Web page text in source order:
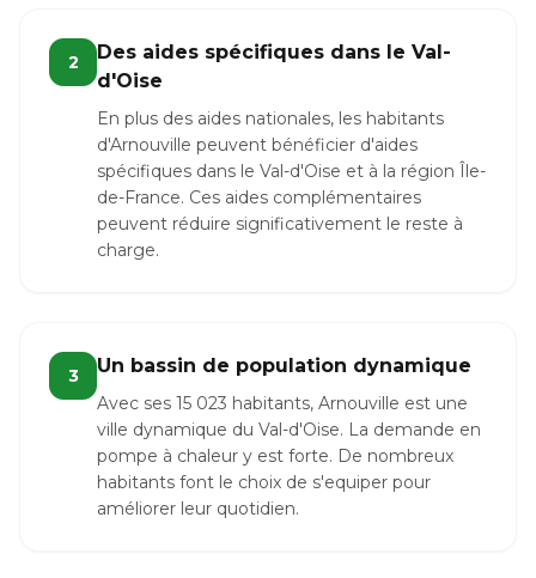
2
Des aides spécifiques dans le Val-
d'Oise
En plus des aides nationales, les habitants
d'Arnouville peuvent bénéficier d'aides
spécifiques dans le Val-d'Oise et à la région Île-
de-France. Ces aides complémentaires
peuvent réduire significativement le reste à
charge.
3 Un bassin de population dynamique
Avec ses 15 023 habitants, Arnouville est une
ville dynamique du Val-d'Oise. La demande en
pompe à chaleur y est forte. De nombreux
habitants font le choix de s'equiper pour
améliorer leur quotidien.